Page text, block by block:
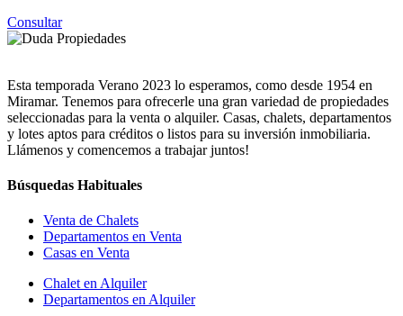
Consultar
Esta temporada Verano 2023 lo esperamos, como desde 1954 en
Miramar. Tenemos para ofrecerle una gran variedad de propiedades
seleccionadas para la venta o alquiler. Casas, chalets, departamentos
y lotes aptos para créditos o listos para su inversión inmobiliaria.
Llámenos y comencemos a trabajar juntos!
Búsquedas Habituales
Venta de Chalets
Departamentos en Venta
Casas en Venta
Chalet en Alquiler
Departamentos en Alquiler